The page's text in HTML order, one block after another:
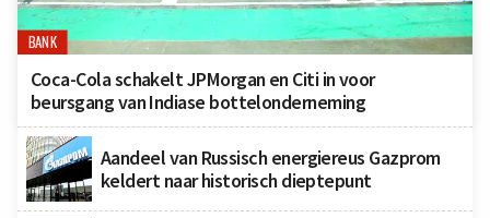
BANK
Coca-Cola schakelt JPMorgan en Citi in voor
beursgang van Indiase bottelonderneming
Aandeel van Russisch energiereus Gazprom
keldert naar historisch dieptepunt